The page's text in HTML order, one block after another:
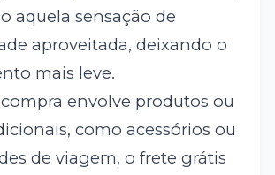
aquela sensação de
aproveitada, deixando o
mais leve.
envolve produtos ou
como acessórios ou
de viagem, o frete grátis